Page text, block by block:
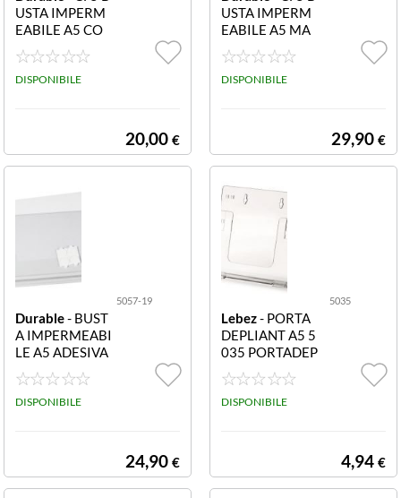
USTA IMPERM
EABILE A5 CO
N FASCETTE 50
59-19 Buste por
ta documenti im
DISPONIBILE
20,00 €
USTA IMPERM
EABILE A5 MA
GNETICA 5058
-19 Buste porta
documenti impe
DISPONIBILE
29,90 €
5057-19
Durable- BUST
A IMPERMEABI
LE A5 ADESIVA
CF5 5057-19 B
uste porta docu
menti impermea
DISPONIBILE
24,90 €
5035
Lebez- PORTA
DEPLIANT A5 5
035 PORTADEP
LIANT A5
DISPONIBILE
4,94 €